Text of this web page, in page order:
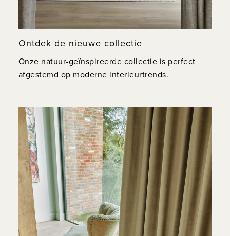
Ontdek de nieuwe collectie
Onze natuur-geïnspireerde collectie is perfect
afgestemd op moderne interieurtrends.